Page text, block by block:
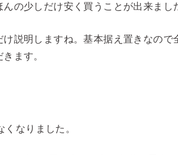
の少しだけ安く買うことが出来まし
説明しますね。基本据え置きなので
ます。
なりました。